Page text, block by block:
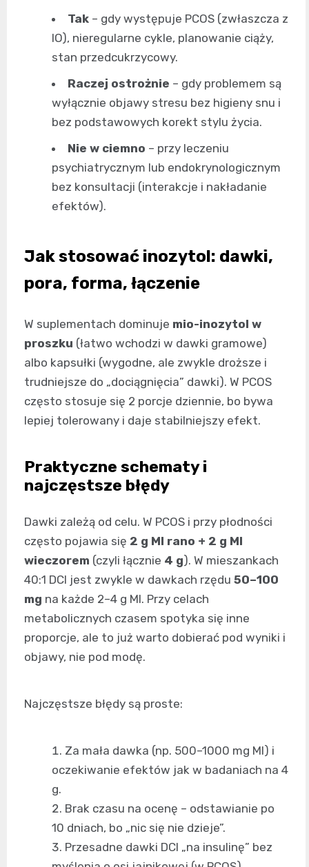
Tak – gdy występuje PCOS (zwłaszcza z
IO), nieregularne cykle, planowanie ciąży,
stan przedcukrzycowy.
Raczej ostrożnie – gdy problemem są
wyłącznie objawy stresu bez higieny snu i
bez podstawowych korekt stylu życia.
Nie w ciemno – przy leczeniu
psychiatrycznym lub endokrynologicznym
bez konsultacji (interakcje i nakładanie
efektów).
Jak stosować inozytol: dawki,
pora, forma, łączenie
W suplementach dominuje mio-inozytol w
proszku (łatwo wchodzi w dawki gramowe)
albo kapsułki (wygodne, ale zwykle droższe i
trudniejsze do „dociągnięcia” dawki). W PCOS
często stosuje się 2 porcje dziennie, bo bywa
lepiej tolerowany i daje stabilniejszy efekt.
Praktyczne schematy i
najczęstsze błędy
Dawki zależą od celu. W PCOS i przy płodności
często pojawia się 2 g MI rano + 2 g MI
wieczorem (czyli łącznie 4 g). W mieszankach
40:1 DCI jest zwykle w dawkach rzędu 50–100
mg na każde 2–4 g MI. Przy celach
metabolicznych czasem spotyka się inne
proporcje, ale to już warto dobierać pod wyniki i
objawy, nie pod modę.
Najczęstsze błędy są proste:
Za mała dawka (np. 500–1000 mg MI) i
oczekiwanie efektów jak w badaniach na 4
g.
Brak czasu na ocenę – odstawianie po
10 dniach, bo „nic się nie dzieje”.
Przesadne dawki DCI „na insulinę” bez